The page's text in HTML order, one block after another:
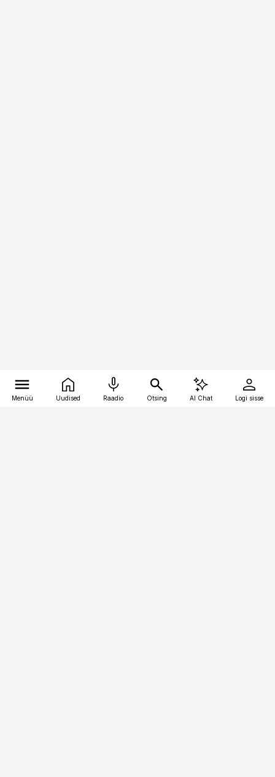
Menüü Uudised Raadio Otsing AI Chat Logi sisse